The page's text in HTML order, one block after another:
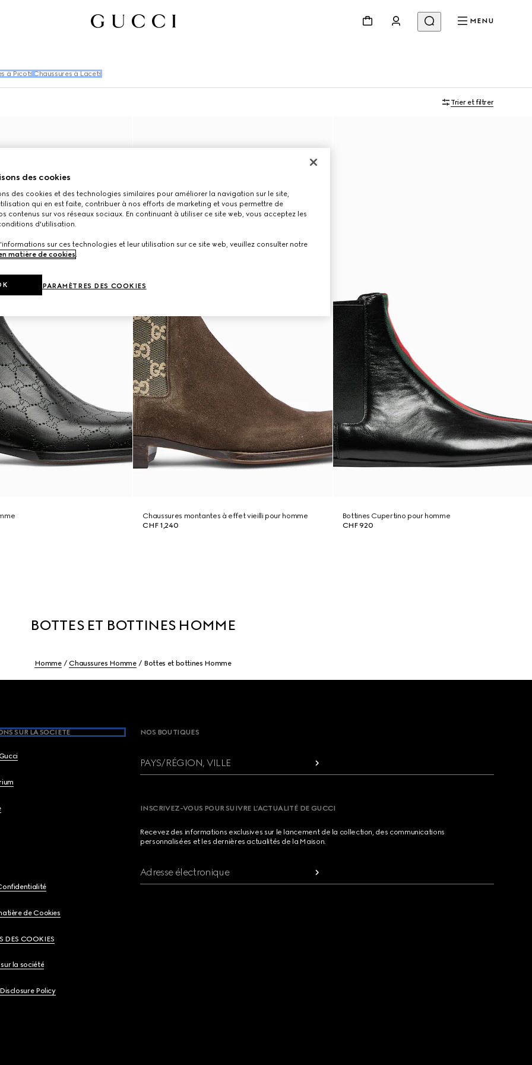
MENU
à Picots Chaussures à Lacets
Trier et filtrer
Chaussures montantes à effet vieilli pour homme
CHF 1,240
Bottines Cupertino pour homme
CHF 920
BOTTES ET BOTTINES HOMME
Homme Chaussures Homme Bottes et bottines Homme
SUR LA SOCIETE
de Cookies
DES COOKIES
la société
Policy
NOS BOUTIQUES
PAYS/RÉGION, VILLE
INSCRIVEZ-VOUS POUR SUIVRE L’ACTUALITÉ DE GUCCI
Recevez des informations exclusives sur le lancement de la collection, des communications
personnalisées et les dernières actualités de la Maison.
Adresse électronique
des cookies
des cookies et des technologies similaires pour améliorer la navigation sur le site,
qui en est faite, contribuer à nos efforts de marketing et vous permettre de
contenus sur vos réseaux sociaux. En continuant à utiliser ce site web, vous acceptez les
d'utilisation.
sur ces technologies et leur utilisation sur ce site web, veuillez consulter notre
matière de cookies.
PARAMÈTRES DES COOKIES